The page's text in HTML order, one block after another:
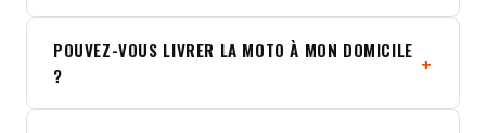
POUVEZ-VOUS LIVRER LA MOTO À MON DOMICILE
?